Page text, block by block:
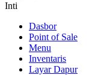
Inti
Dasbor
Point of Sale
Menu
Inventaris
Layar Dapur